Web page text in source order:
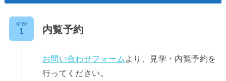
STEP 内覧予約
お問い合わせフォーム より、見学・内覧予約を
行ってください。